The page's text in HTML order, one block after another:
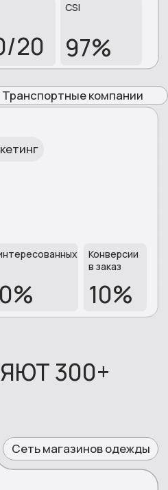
Руководитель отдела
сопровождения проектов
27001-1:2013)
Центр"
9001:2015)
"Реплай Центр"